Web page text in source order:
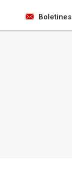
Boletines